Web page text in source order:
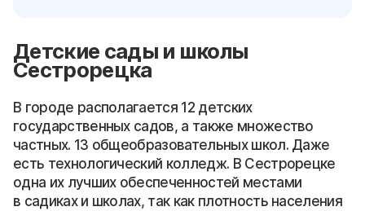
Детские сады и школы
Сестрорецка
В городе располагается 12 детских
государственных садов, а также множество
частных. 13 общеобразовательных школ. Даже
есть технологический колледж. В Сестрорецке
одна их лучших обеспеченностей местами
в садиках и школах, так как плотность населения